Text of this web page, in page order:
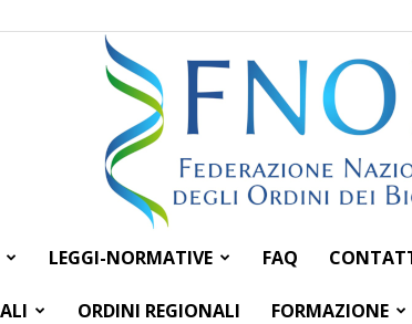
Federazione
LEGGI-NORMATIVE FAQ
ORDINI REGIONALI FORMAZIONE